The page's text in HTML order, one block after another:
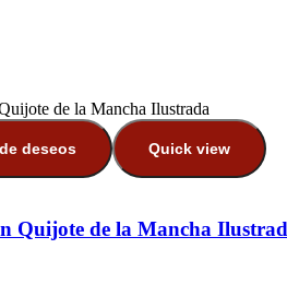
deseos Quick view
Quijote de la Mancha